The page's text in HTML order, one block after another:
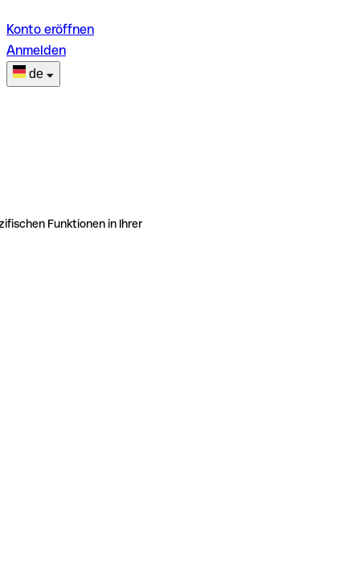
Konto eröffnen
Anmelden
de
Funktionen in Ihrer